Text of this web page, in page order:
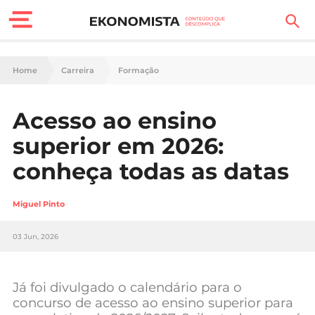
Finanças Pessoais
Carreira
Casa
Lifestyle
Sociedade
Negócios
Home Carreira Formação
Acesso ao ensino
superior em 2026:
conheça todas as datas
Miguel Pinto
03 Jun, 2026
Já foi divulgado o calendário para o
concurso de acesso ao ensino superior para